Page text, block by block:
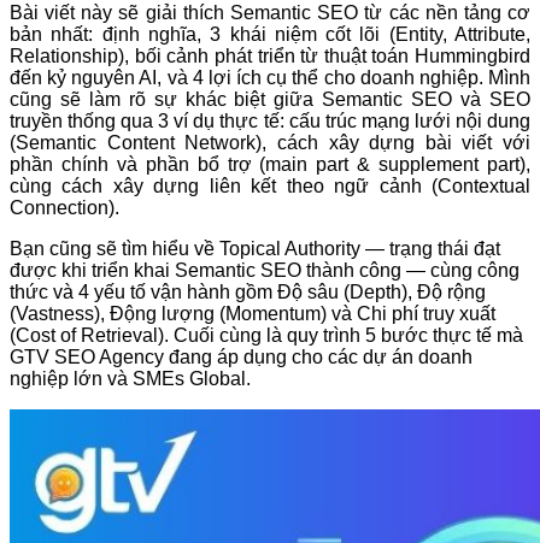
Bài viết này sẽ giải thích Semantic SEO từ các nền tảng cơ
bản nhất: định nghĩa, 3 khái niệm cốt lõi (Entity, Attribute,
Relationship), bối cảnh phát triển từ thuật toán Hummingbird
đến kỷ nguyên AI, và 4 lợi ích cụ thể cho doanh nghiệp. Mình
cũng sẽ làm rõ sự khác biệt giữa Semantic SEO và SEO
truyền thống qua 3 ví dụ thực tế: cấu trúc mạng lưới nội dung
(Semantic Content Network), cách xây dựng bài viết với
phần chính và phần bổ trợ (main part & supplement part),
cùng cách xây dựng liên kết theo ngữ cảnh (Contextual
Connection).
Bạn cũng sẽ tìm hiểu về Topical Authority — trạng thái đạt
được khi triển khai Semantic SEO thành công — cùng công
thức và 4 yếu tố vận hành gồm Độ sâu (Depth), Độ rộng
(Vastness), Động lượng (Momentum) và Chi phí truy xuất
(Cost of Retrieval). Cuối cùng là quy trình 5 bước thực tế mà
GTV SEO Agency đang áp dụng cho các dự án doanh
nghiệp lớn và SMEs Global.